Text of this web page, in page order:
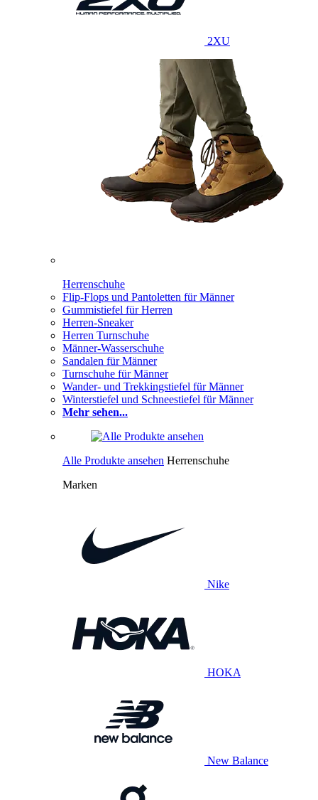
2XU
Herrenschuhe
Flip-Flops und Pantoletten für Männer
Gummistiefel für Herren
Herren-Sneaker
Herren Turnschuhe
Männer-Wasserschuhe
Sandalen für Männer
Turnschuhe für Männer
Wander- und Trekkingstiefel für Männer
Winterstiefel und Schneestiefel für Männer
Mehr sehen...
Alle Produkte ansehen Herrenschuhe
Marken
Nike
HOKA
New Balance